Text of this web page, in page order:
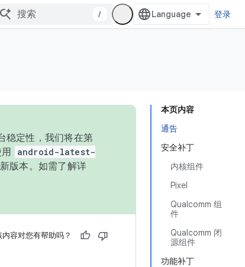
/ 登录
本页内容
通告
安全补丁
内核组件
Pixel
Qualcomm 组
件
Qualcomm 闭
源组件
功能补丁
稳定性，我们将在第
android-latest-
版本。如需了解详
内容对您有帮助吗？